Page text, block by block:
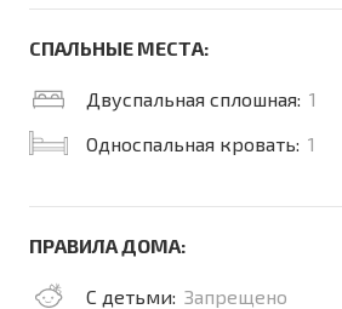
СПАЛЬНЫЕ МЕСТА:
Двуспальная сплошная: 1
Односпальная кровать: 1
ПРАВИЛА ДОМА:
С детьми: Запрещено